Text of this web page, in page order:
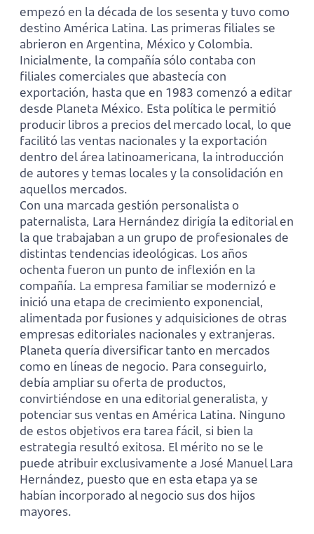
empezó en la década de los sesenta y tuvo como
destino América Latina. Las primeras filiales se
abrieron en Argentina, México y Colombia.
Inicialmente, la compañía sólo contaba con
filiales comerciales que abastecía con
exportación, hasta que en 1983 comenzó a editar
desde Planeta México. Esta política le permitió
producir libros a precios del mercado local, lo que
facilitó las ventas nacionales y la exportación
dentro del área latinoamericana, la introducción
de autores y temas locales y la consolidación en
aquellos mercados.
Con una marcada gestión personalista o
paternalista, Lara Hernández dirigía la editorial en
la que trabajaban a un grupo de profesionales de
distintas tendencias ideológicas. Los años
ochenta fueron un punto de inflexión en la
compañía. La empresa familiar se modernizó e
inició una etapa de crecimiento exponencial,
alimentada por fusiones y adquisiciones de otras
empresas editoriales nacionales y extranjeras.
Planeta quería diversificar tanto en mercados
como en líneas de negocio. Para conseguirlo,
debía ampliar su oferta de productos,
convirtiéndose en una editorial generalista, y
potenciar sus ventas en América Latina. Ninguno
de estos objetivos era tarea fácil, si bien la
estrategia resultó exitosa. El mérito no se le
puede atribuir exclusivamente a José Manuel Lara
Hernández, puesto que en esta etapa ya se
habían incorporado al negocio sus dos hijos
mayores.